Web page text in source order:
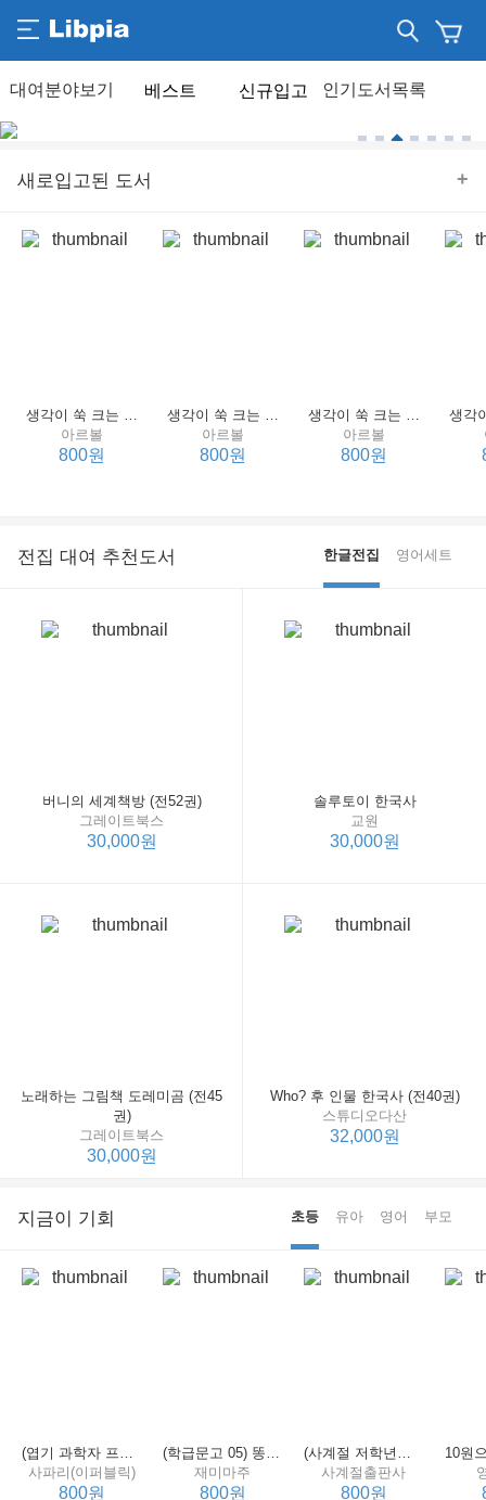
베스트 신규입고
새로입고된 도서 +
생각이 쑥 크는 세계 명작 4 : 언어 편
아르볼
800원
생각이 쑥 크는 세계 명작 3 : 언어 편
아르볼
800원
생각이 쑥 크는 세계 명작 2 : 언어 편
아르볼
800원
전집 대여 추천도서 한글전집 영어세트
버니의 세계책방 (전52권)
그레이트북스
30,000원
솔루토이 한국사
교원
30,000원
노래하는 그림책 도레미곰 (전45
권)
그레이트북스
30,000원
Who? 후 인물 한국사 (전40권)
스튜디오다산
32,000원
지금이 기회 초등 유아 영어 부모
(엽기 과학자 프래니 01) 도시락 괴물이 나타났다
사파리(이퍼블릭)
800원
(학급문고 05) 똥줌오줌
재미마주
800원
(사계절 저학년문고 04) 화요일의 두꺼비
사계절출판사
800원